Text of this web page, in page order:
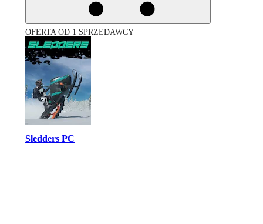
OFERTA OD 1 SPRZEDAWCY
Sledders PC